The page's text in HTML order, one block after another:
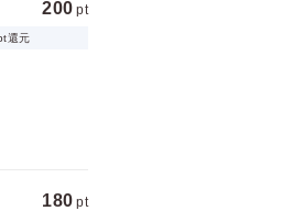
200 pt
還元
180 pt